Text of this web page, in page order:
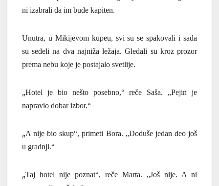
ni izabrali da im bude kapiten.
Unutra, u Mikijevom kupeu, svi su se spakovali i sada
su sedeli na dva najniža ležaja.Gledali su kroz prozor
prema nebu koje je postajalo svetlije.
„Hotel je bio nešto posebno,“ reče Saša. „Pejin je
napravio dobar izbor.“
„A nije bio skup“, primeti Bora. „Doduše jedan deo još
u gradnji.“
„Taj hotel nije poznat“, reče Marta. „Još nije. A ni